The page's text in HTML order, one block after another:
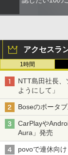
アクセスラ
1時間
NTT島田社長、
ようにして」
Boseのポータ
CarPlayや
Aura」発売
povoで連休向